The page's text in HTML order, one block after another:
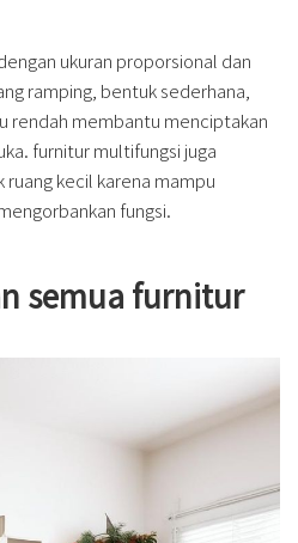
ukuran proporsional dan
ramping, bentuk sederhana,
rendah membantu menciptakan
furnitur multifungsi juga
kecil karena mampu
fungsi.
semua furnitur